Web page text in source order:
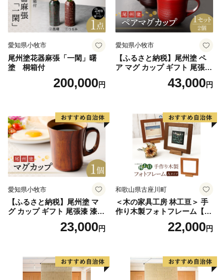
愛知県小牧市
尾州塗花器麻張「一閑」曙
塗 桐箱付
200,000円
愛知県小牧市
【ふるさと納税】尾州塗 ペ
ア マグ カップ ギフト 尾張漆
漆 漆器 漆器工芸 工芸品 芸術
性 実用性 抗菌性 美味しく安
抗ウイルス効果 お取り寄せ
愛知県 小牧市 送料無料
43,000円
愛知県小牧市
【ふるさと納税】尾州塗 マ
グ カップ ギフト 尾張漆 漆
漆器 漆器工芸 工芸品 芸術性
実用性 抗菌性 美味しく安全
ウイルス効果 お取り寄せ 愛
知県 小牧市 送料無料
23,000円
和歌山県古座川町
＜木の家具工房 林工亘＞ 手
作り木製フォトフレーム【A
22,000円